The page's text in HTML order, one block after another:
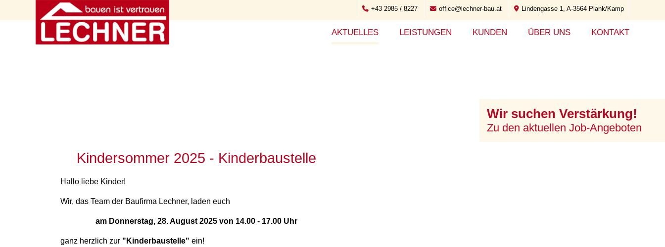
+43 2985 / 8227 office@lechner-bau.at Lindengasse 1, A-3564 Plank/Kamp
AKTUELLES LEISTUNGEN KUNDEN ÜBER UNS KONTAKT
Wir suchen Verstärkung!
Zu den aktuellen Job-Angeboten
Kindersommer 2025 - Kinderbaustelle
Hallo liebe Kinder!
Wir, das Team der Baufirma Lechner, laden euch
am Donnerstag, 28. August 2025 von 14.00 - 17.00 Uhr
ganz herzlich zur "Kinderbaustelle" ein!